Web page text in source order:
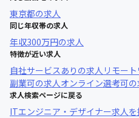
東京都の求人
同じ年収帯の求人
年収300万円の求人
特徴が近い求人
自社サービスあり の求人 リモー
副業可の求人オンライン選考可
求人検索ページに戻る
ITエンジニア・デザイナー求人を